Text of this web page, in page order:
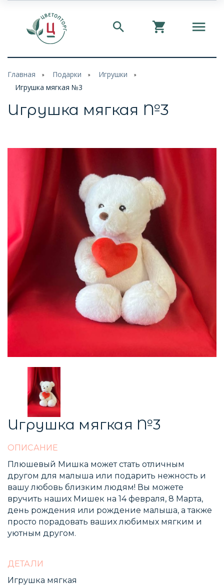
Главная Подарки
Игрушки
Игрушка мягкая №3
Игрушка мягкая №3
Игрушка мягкая №3
ОПИСАНИЕ
Плюшевый Мишка может стать отличным
другом для малыша или подарить нежность и
вашу любовь близким людям! Вы можете
вручить наших Мишек на 14 февраля, 8 Марта,
день рождения или рождение малыша, а также
просто порадовать ваших любимых мягким и
уютным другом.
ДЕТАЛИ
Игрушка мягкая